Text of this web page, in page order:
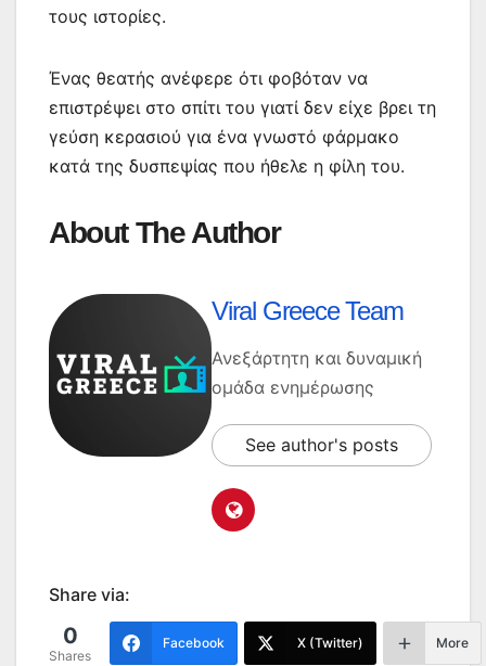
τους ιστορίες.
Ένας θεατής ανέφερε ότι φοβόταν να
επιστρέψει στο σπίτι του γιατί δεν είχε βρει τη
γεύση κερασιού για ένα γνωστό φάρμακο
κατά της δυσπεψίας που ήθελε η φίλη του.
About The Author
Viral Greece Team
Ανεξάρτητη και δυναμική
ομάδα ενημέρωσης
See author's posts
Share via:
0
Shares
Facebook X (Twitter) More